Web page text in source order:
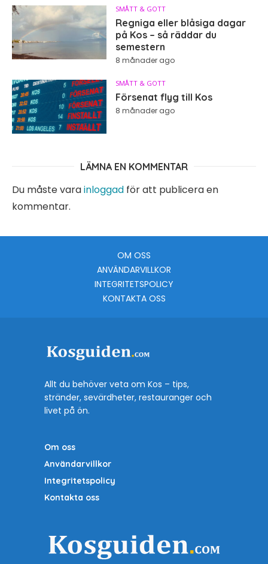
SMÅTT & GOTT
Regniga eller blåsiga dagar
på Kos – så räddar du
semestern
8 månader ago
SMÅTT & GOTT
Försenat flyg till Kos
8 månader ago
LÄMNA EN KOMMENTAR
Du måste varainloggad för att publicera en
kommentar.
OM OSS
ANVÄNDARVILLKOR
INTEGRITETSPOLICY
KONTAKTA OSS
Allt du behöver veta om Kos – tips,
stränder, sevärdheter, restauranger och
livet på ön.
Om oss
Användarvillkor
Integritetspolicy
Kontakta oss